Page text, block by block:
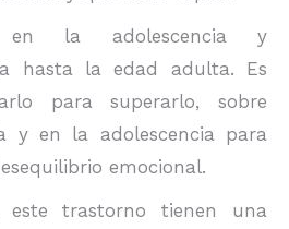
en la adolescencia y
hasta la edad adulta. Es
para superarlo, sobre
y en la adolescencia para
emocional.
este trastorno tienen una